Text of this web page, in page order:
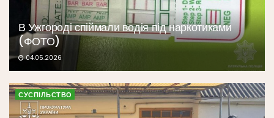
В Ужгороді спіймали водія під наркотиками
(ФОТО)
04.05.2026
СУСПІЛЬСТВО